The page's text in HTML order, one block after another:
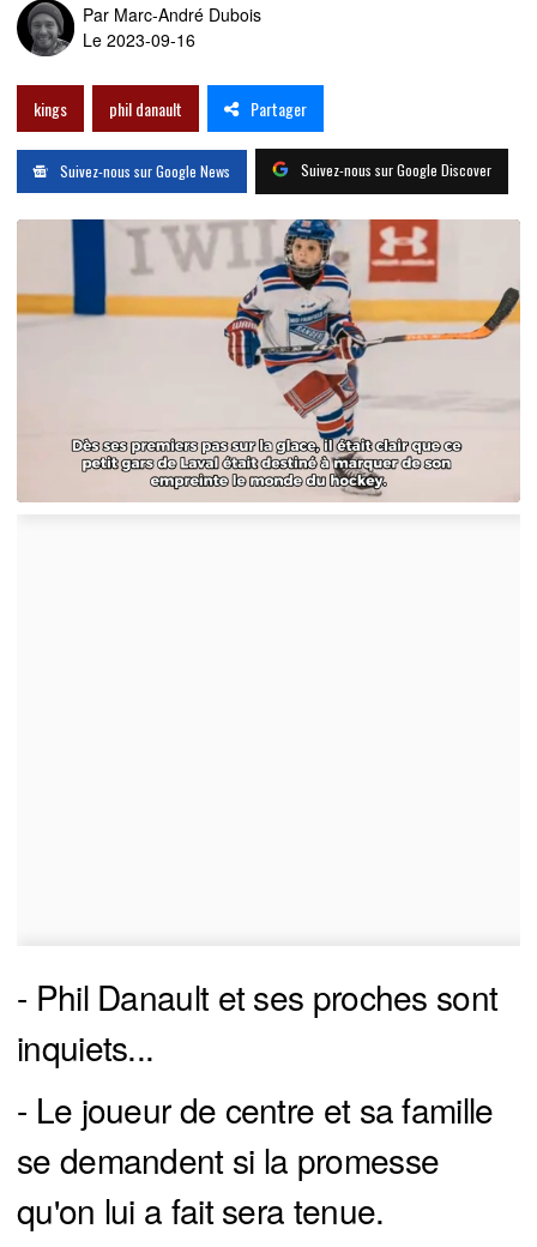
Par Marc-André Dubois
Le 2023-09-16
kings phil danault Partager
Suivez-nous sur Google News Suivez-nous sur Google Discover
- Phil Danault et ses proches sont
inquiets...
- Le joueur de centre et sa famille
se demandent si la promesse
qu'on lui a fait sera tenue.